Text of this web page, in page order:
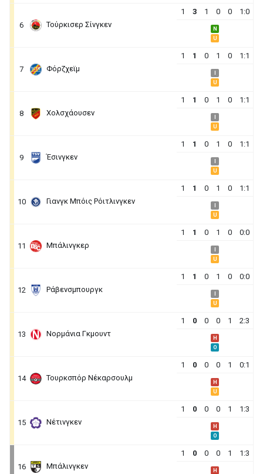
6 Τούρκισερ Σίνγκεν
1 3 1 0 0 1:0
N
U
7 Φόρζχεϊμ
1 1 0 1 0 1:1
U
8 Χολσχάουσεν
1 1 0 1 0 1:1
U
9 Έσινγκεν
1 1 0 1 0 1:1
U
10 Γιανγκ Μπόις Ρόιτλινγκεν
1 1 0 1 0 1:1
U
11 Μπάλινγκερ
1 1 0 1 0 0:0
U
12 Ράβενσμπουργκ
1 1 0 1 0 0:0
U
13 Νορμάνια Γκμουντ
1 0 0 0 1 2:3
H
O
14 Τουρκσπόρ Νέκαρσουλμ
1 0 0 0 1 0:1
H
U
15 Νέτινγκεν
1 0 0 0 1 1:3
H
O
16 Μπάλινγκεν
1 0 0 0 1 1:3
H